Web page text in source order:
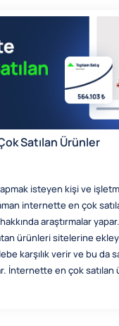
Satılan Ürünler
isteyen kişi ve
internette en çok
araştırmalar
ürünleri sitelerine
karşılık verir ve bu da
İnternette en çok satılan